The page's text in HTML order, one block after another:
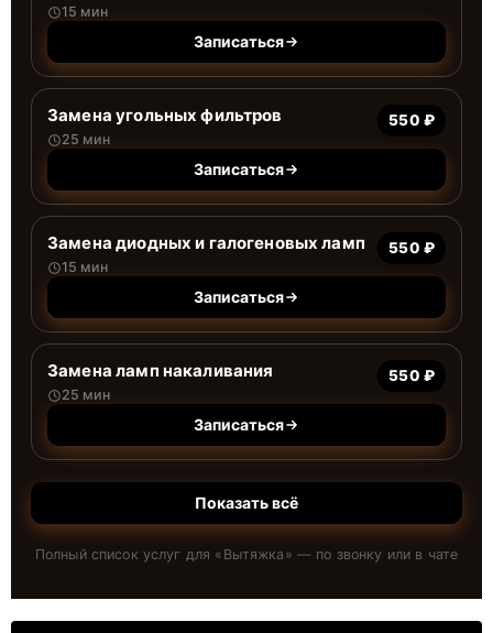
15 мин
Записаться
Замена угольных фильтров
25 мин
550 ₽
Записаться
Замена диодных и галогеновых ламп
15 мин
550 ₽
Записаться
Замена ламп накаливания
25 мин
550 ₽
Записаться
Показать всё
Полный список услуг для « Вытяжка » — по звонку или в чате